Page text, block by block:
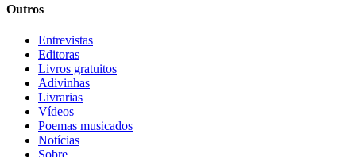
Outros
Entrevistas
Editoras
Livros gratuitos
Adivinhas
Livrarias
Vídeos
Poemas musicados
Notícias